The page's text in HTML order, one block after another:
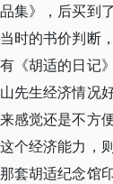
集》，后买到
时的书价判断
《胡适的日记
先生经济情况
感觉还是不方
个经济能力，
套胡适纪念馆